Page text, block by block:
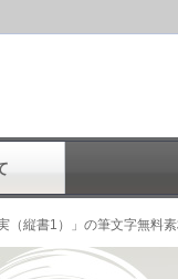
実（縦書1）」の筆文字無料